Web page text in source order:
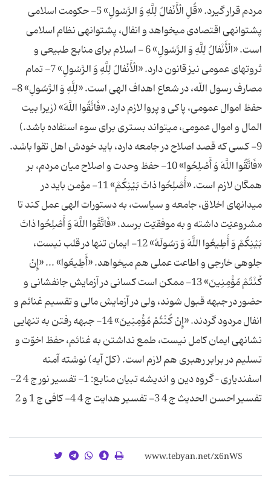
مردم قرار گیرد. «قُلِ الْأَنْفالُ لِلَّهِ وَ الرَّسُولِ» 5- حكومت اسلامى
پشتوانه‏ى اقتصادى مى‏خواهد و انفال، پشتوانه‏ى نظام اسلامى
است. «الْأَنْفالُ لِلَّهِ وَ الرَّسُولِ» 6 - اسلام براى منابع طبیعى و
ثروت‏هاى عمومى نیز قانون دارد. «الْأَنْفالُ لِلَّهِ وَ الرَّسُولِ» 7- تمام
مصارف رسول اللّه، در شعاع اهداف الهى است. «لِلَّهِ وَ الرَّسُولِ» 8-
حفظ اموال عمومى، پاكى و پروا لازم دارد. «فَاتَّقُوا اللَّهَ» (زیرا بیت
المال و اموال عمومى، مى‏تواند بسترى براى سوء استفاده باشد.)
9- كسى كه قصد اصلاح در جامعه دارد، باید خودش اهل تقوا باشد.
«فَاتَّقُوا اللَّهَ وَ أَصْلِحُوا» 10- حفظ وحدت و اصلاح میان مردم، بر
همگان لازم است. «أَصْلِحُوا ذاتَ بَیْنِكُمْ» 11- مؤمن باید در
میدان‏هاى اخلاق، جامعه و سیاست، به دستورات الهى عمل كند تا
مشروعیّت داشته و به موفقیّت برسد. «فَاتَّقُوا اللَّهَ وَ أَصْلِحُوا ذاتَ
بَیْنِكُمْ وَ أَطِیعُوا اللَّهَ وَ رَسُولَهُ» 12- ایمان تنها در قلب نیست،
جلوه‏ى خارجى و اطاعت عملى هم مى‏خواهد. «أَطِیعُوا» ... «إِنْ
كُنْتُمْ مُؤْمِنِینَ» 13- ممكن است كسانى در آزمایش جانفشانى و
حضور در جبهه قبول شوند، ولى در آزمایش مالى و تقسیم غنائم و
انفال مردود گردند. «إِنْ كُنْتُمْ مُؤْمِنِینَ» 14- جبهه رفتن به تنهایى
نشانه‏ى ایمان كامل نیست، طمع نداشتن به غنائم، حفظ اخوّت و
تسلیم در برابر رهبرى هم لازم است. (كلّ آیه) نوشته آمنه
اسفندیاری – گروه دین و اندیشه تبیان منابع: 1- تفسیر نور ج 4 2-
تفسیر احسن الحدیث ج 4 3- تفسیر هدایت ج 4 4- كافی ج 1 و 2